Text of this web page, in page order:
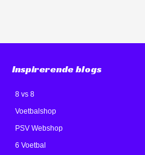
Inspirerende blogs
8 vs 8
Voetbalshop
PSV Webshop
6 Voetbal